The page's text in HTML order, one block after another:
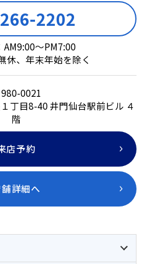
2202
AM9:00～PM7:00
休、年末年始を除く
0021
丁目8-40 井門仙台駅前ビル ４
階
店予約
詳細へ